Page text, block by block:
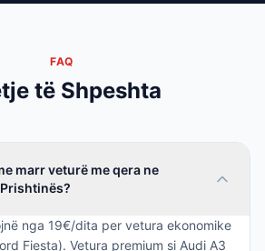
FAQ
të Shpeshta
marr veturë me qera ne
nga 19€/dita per vetura ekonomike
Fiesta). Vetura premium si Audi A3